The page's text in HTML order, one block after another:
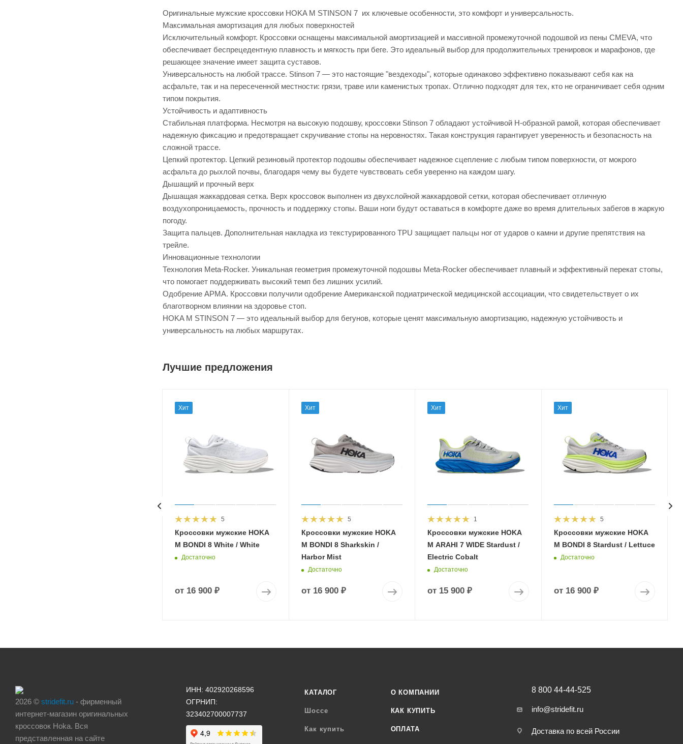
Оригинальные мужские кроссовки HOKA M STINSON 7 их ключевые особенности, это комфорт и универсальность.
Максимальная амортизация для любых поверхностей
Исключительный комфорт. Кроссовки оснащены максимальной амортизацией и массивной промежуточной подошвой из пены CMEVA, что
обеспечивает беспрецедентную плавность и мягкость при беге. Это идеальный выбор для продолжительных тренировок и марафонов, где
решающее значение имеет защита суставов.
Универсальность на любой трассе. Stinson 7 — это настоящие "вездеходы", которые одинаково эффективно показывают себя как на
асфальте, так и на пересеченной местности: грязи, траве или каменистых тропах. Отлично подходят для тех, кто не ограничивает себя одним
типом покрытия.
Устойчивость и адаптивность
Стабильная платформа. Несмотря на высокую подошву, кроссовки Stinson 7 обладают устойчивой H-образной рамой, которая обеспечивает
надежную фиксацию и предотвращает скручивание стопы на неровностях. Такая конструкция гарантирует уверенность и безопасность на
сложной трассе.
Цепкий протектор. Цепкий резиновый протектор подошвы обеспечивает надежное сцепление с любым типом поверхности, от мокрого
асфальта до рыхлой почвы, благодаря чему вы будете чувствовать себя уверенно на каждом шагу.
Дышащий и прочный верх
Дышащая жаккардовая сетка. Верх кроссовок выполнен из двухслойной жаккардовой сетки, которая обеспечивает отличную
воздухопроницаемость, прочность и поддержку стопы. Ваши ноги будут оставаться в комфорте даже во время длительных забегов в жаркую
погоду.
Защита пальцев. Дополнительная накладка из текстурированного TPU защищает пальцы ног от ударов о камни и другие препятствия на
трейле.
Инновационные технологии
Технология Meta-Rocker. Уникальная геометрия промежуточной подошвы Meta-Rocker обеспечивает плавный и эффективный перекат стопы,
что помогает поддерживать высокий темп без лишних усилий.
Одобрение APMA. Кроссовки получили одобрение Американской подиатрической медицинской ассоциации, что свидетельствует о их
благотворном влиянии на здоровье стоп.
HOKA M STINSON 7 — это идеальный выбор для бегунов, которые ценят максимальную амортизацию, надежную устойчивость и
универсальность на любых маршрутах.
Лучшие предложения
Хит
5
Кроссовки мужские HOKA
M BONDI 8 White / White
Достаточно
от 16 900 ₽
Хит
5
Кроссовки мужские HOKA
M BONDI 8 Sharkskin /
Harbor Mist
Достаточно
от 16 900 ₽
Хит
1
Кроссовки мужские HOKA
M ARAHI 7 WIDE Stardust /
Electric Cobalt
Достаточно
от 15 900 ₽
Хит
5
Кроссовки мужские HOKA
M BONDI 8 Stardust / Lettuce
Достаточно
от 16 900 ₽
2026 © stridefit.ru - фирменный
интернет-магазин оригинальных
кроссовок Hoka. Вся
представленная на сайте
ИНН: 402920268596
ОГРНИП:
323402700007737
КАТАЛОГ
Шоссе
Как купить
О КОМПАНИИ
КАК КУПИТЬ
ОПЛАТА
8 800 44-44-525
info@stridefit.ru
Доставка по всей России